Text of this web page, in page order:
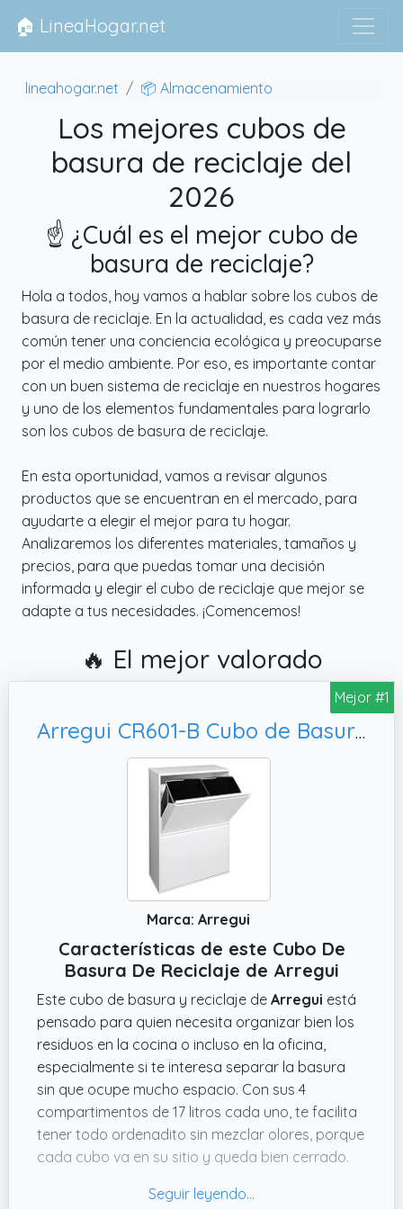
🏠 LineaHogar.net
lineahogar.net 📦 Almacenamiento
Los mejores cubos de
basura de reciclaje del
2026
☝️ ¿Cuál es el mejor cubo de
basura de reciclaje?
Hola a todos, hoy vamos a hablar sobre los cubos de
basura de reciclaje. En la actualidad, es cada vez más
común tener una conciencia ecológica y preocuparse
por el medio ambiente. Por eso, es importante contar
con un buen sistema de reciclaje en nuestros hogares
y uno de los elementos fundamentales para lograrlo
son los cubos de basura de reciclaje.
En esta oportunidad, vamos a revisar algunos
productos que se encuentran en el mercado, para
ayudarte a elegir el mejor para tu hogar.
Analizaremos los diferentes materiales, tamaños y
precios, para que puedas tomar una decisión
informada y elegir el cubo de reciclaje que mejor se
adapte a tus necesidades. ¡Comencemos!
🔥 El mejor valorado
Mejor #1
Arregui CR601-B Cubo de Basura y Reciclaje de Acero de 4 Compartimentos | 4x17 L (68 L) | Cubos de Basura de Cocina | Contenedores de Reciclaje para Casa u Oficina | blanco
Marca: Arregui
Características de este Cubo De
Basura De Reciclaje de Arregui
Este cubo de basura y reciclaje de Arregui está
pensado para quien necesita organizar bien los
residuos en la cocina o incluso en la oficina,
especialmente si te interesa separar la basura
sin que ocupe mucho espacio. Con sus 4
compartimentos de 17 litros cada uno, te facilita
tener todo ordenadito sin mezclar olores, porque
cada cubo va en su sitio y queda bien cerrado.
58.42 cms de alto x 22.86 cms